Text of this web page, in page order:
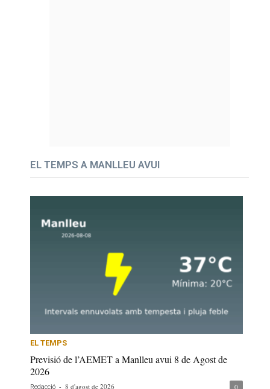
EL TEMPS A MANLLEU AVUI
EL TEMPS
Previsió de l’AEMET a Manlleu avui 8 de Agost de
2026
Redacció - 8 d'agost de 2026 0